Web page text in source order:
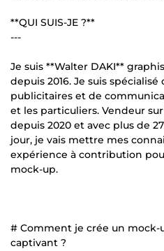
**QUI SUIS-JE ?**
---
Je suis **Walter DAKI**
depuis 2016. Je suis
publicitaires et de
et les particuliers. Vendeur
depuis 2020 et avec plus de
jour, je vais mettre mes
expérience à contribution
mock-up.
# Comment je crée un
captivant ?